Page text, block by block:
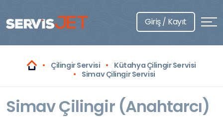
Giriş / Kayıt
Çilingir Servisi
Kütahya Çilingir Servisi
Simav Çilingir Servisi
Simav Çilingir (Anahtarcı)